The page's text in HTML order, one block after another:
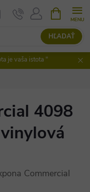
HĽADAŤ
KOŠÍK
je vaša istota "
4098
Commercial